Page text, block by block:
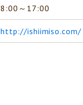
8:00～17:00
http://ishiimiso.com/